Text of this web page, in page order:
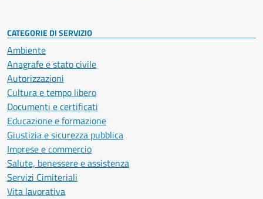
CATEGORIE DI SERVIZIO
Ambiente
Anagrafe e stato civile
Autorizzazioni
Cultura e tempo libero
Documenti e certificati
Educazione e formazione
Giustizia e sicurezza pubblica
Imprese e commercio
Salute, benessere e assistenza
Servizi Cimiteriali
Vita lavorativa